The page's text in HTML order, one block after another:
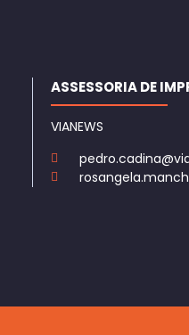
ASSESSORIA DE
VIANEWS